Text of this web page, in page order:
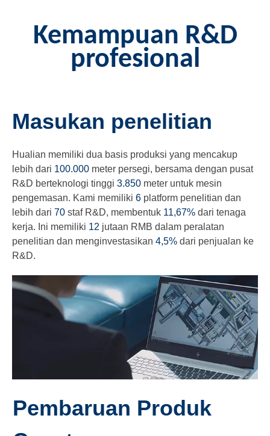
Kemampuan R&D
profesional
Masukan penelitian
Hualian memiliki dua basis produksi yang mencakup
lebih dari 100.000 meter persegi, bersama dengan pusat
R&D berteknologi tinggi 3.850 meter untuk mesin
pengemasan. Kami memiliki 6 platform penelitian dan
lebih dari 70 staf R&D, membentuk 11,67% dari tenaga
kerja. Ini memiliki 12 jutaan RMB dalam peralatan
penelitian dan menginvestasikan 4,5% dari penjualan ke
R&D.
Pembaruan Produk